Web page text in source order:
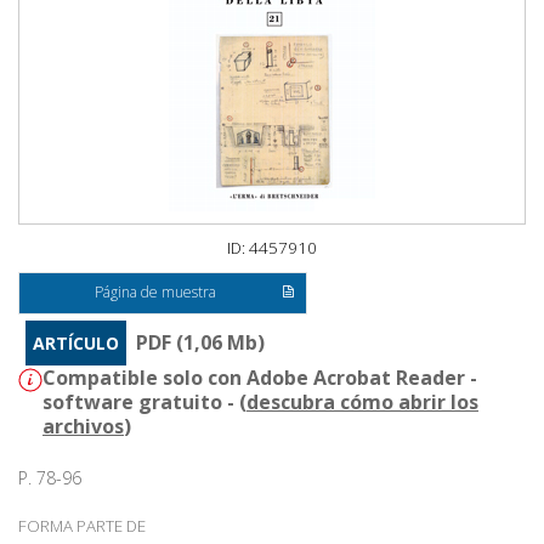
ID: 4457910
Página de muestra
ARTÍCULO
PDF (1,06 Mb)
Compatible solo con Adobe Acrobat Reader -
software gratuito - (descubra cómo abrir los
archivos)
P. 78-96
FORMA PARTE DE